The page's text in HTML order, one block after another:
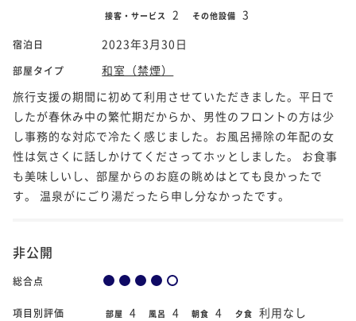
接客・サービス 2 その他設備 3
宿泊日 2023年3月30日
部屋タイプ
和室（禁煙）
旅行支援の期間に初めて利用させていただきました。平日で
したが春休み中の繁忙期だからか、男性のフロントの方は少
し事務的な対応で冷たく感じました。お風呂掃除の年配の女
性は気さくに話しかけてくださってホッとしました。 お食事
も美味しいし、部屋からのお庭の眺めはとても良かったで
す。 温泉がにごり湯だったら申し分なかったです。
非公開
総合点
項目別評価 部屋 4 風呂 4 朝食 4 夕食 利用なし